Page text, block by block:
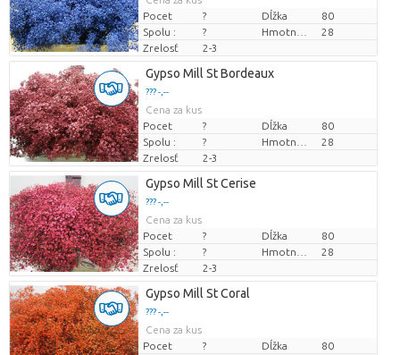
Pocet
? Dĺžka
80
Spolu :
?
28
Zrelosť
2-3
Gypso Mill St Bordeaux
??? -,--
Cena za kus
Pocet
? Dĺžka
80
Spolu :
?
28
Zrelosť
2-3
Gypso Mill St Cerise
??? -,--
Cena za kus
Pocet
? Dĺžka
80
Spolu :
?
28
Zrelosť
2-3
Gypso Mill St Coral
??? -,--
Cena za kus
Pocet
? Dĺžka
80